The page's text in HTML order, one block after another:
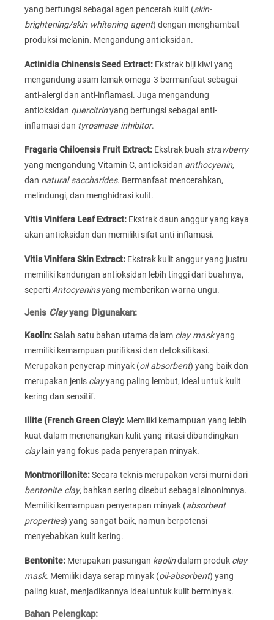
yang berfungsi sebagai agen pencerah kulit (skin-
brightening/skin whitening agent) dengan menghambat
produksi melanin. Mengandung antioksidan.
Actinidia Chinensis Seed Extract: Ekstrak biji kiwi yang
mengandung asam lemak omega-3 bermanfaat sebagai
anti-alergi dan anti-inflamasi. Juga mengandung
antioksidan quercitrinyang berfungsi sebagai anti-
inflamasi dan tyrosinase inhibitor.
Fragaria Chiloensis Fruit Extract: Ekstrak buah strawberry
yang mengandung Vitamin C, antioksidan anthocyanin,
dan natural saccharides. Bermanfaat mencerahkan,
melindungi, dan menghidrasi kulit.
Vitis Vinifera Leaf Extract: Ekstrak daun anggur yang kaya
akan antioksidan dan memiliki sifat anti-inflamasi.
Vitis Vinifera Skin Extract: Ekstrak kulit anggur yang justru
memiliki kandungan antioksidan lebih tinggi dari buahnya,
seperti Antocyaninsyang memberikan warna ungu.
Jenis Clayyang Digunakan:
Kaolin:Salah satu bahan utama dalam clay maskyang
memiliki kemampuan purifikasi dan detoksifikasi.
Merupakan penyerap minyak (oil absorbent) yang baik dan
merupakan jenis clayyang paling lembut, ideal untuk kulit
kering dan sensitif.
Illite (French Green Clay): Memiliki kemampuan yang lebih
kuat dalam menenangkan kulit yang iritasi dibandingkan
claylain yang fokus pada penyerapan minyak.
Montmorillonite:Secara teknis merupakan versi murni dari
bentonite clay, bahkan sering disebut sebagai sinonimnya.
Memiliki kemampuan penyerapan minyak (absorbent
properties) yang sangat baik, namun berpotensi
menyebabkan kulit kering.
Bentonite: Merupakan pasangan kaolindalam produk clay
mask. Memiliki daya serap minyak (oil-absorbent) yang
paling kuat, menjadikannya ideal untuk kulit berminyak.
Bahan Pelengkap: